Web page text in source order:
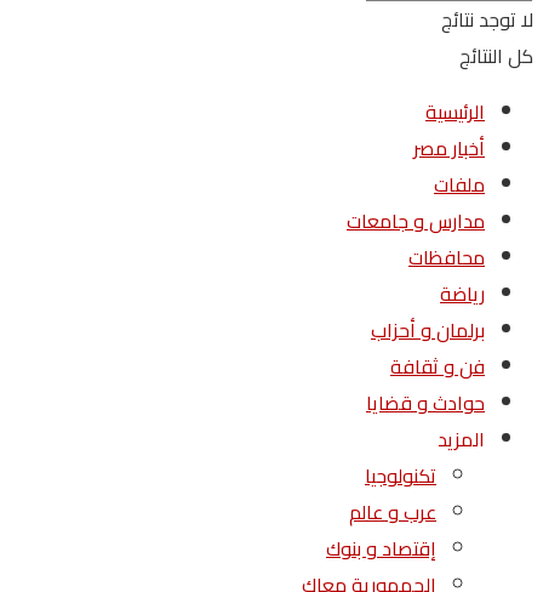
لا توجد نتائج
كل النتائج
الرئيسية
أخبار مصر
ملفات
مدارس و جامعات
محافظات
رياضة
برلمان و أحزاب
فن و ثقافة
حوادث و قضايا
المزيد
تكنولوجيا
عرب و عالم
إقتصاد و بنوك